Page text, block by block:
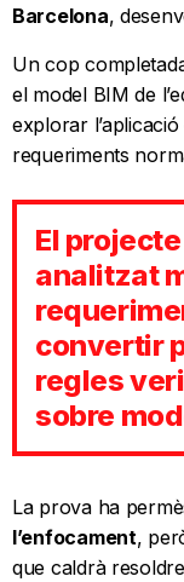
Barcelona,
Un cop
el model BIM de
explorar
requeriments
El
analitzat
convertir
regles
sobre
La prova ha
l’enfocament,
que caldrà